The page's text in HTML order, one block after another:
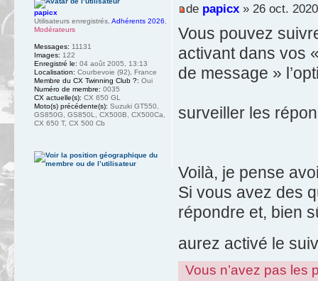
de papicx» 26 oct.
Vous pouvez
activant dans vos
de message »
surveiller les
Voilà, je pense
Si vous avez des
répondre et, bien
aurez activé le
Vous n’avez pas les
papicx
Utilisateurs enregistrés, Adhérents 2026,
Modérateurs
Messages: 11131
Images: 122
Enregistré le: 04 août 2005, 13:13
Localisation: Courbevoie (92), France
Membre du CX Twinning Club ?: Oui
Numéro de membre: 0035
CX actuelle(s): CX 650 GL
Moto(s) précédente(s): Suzuki GT550,
GS850G, GS850L, CX500B, CX500Ca,
CX 650 T, CX 500 Cb